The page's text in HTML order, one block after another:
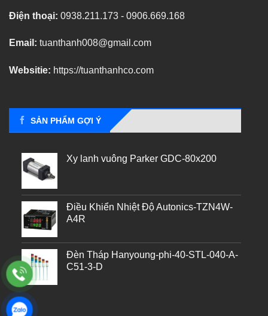
Điện thoại: 0938.211.173 - 0906.669.168
Email: tuanthanh008@gmail.com
Websitie: https://tuanthanhco.com
SẢN PHẨM GỢI Ý
Xy lanh vuông Parker GDC-80x200
Điều Khiển Nhiệt Độ Autonics-TZN4W-
A4R
Đèn Tháp Hanyoung-phi-40-STL-040-A-
C51-3-D